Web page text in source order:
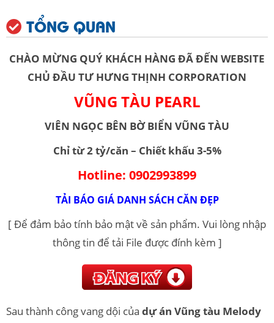
TỔNG QUAN
CHÀO MỪNG QUÝ KHÁCH HÀNG ĐÃ ĐẾN WEBSITE
CHỦ ĐẦU TƯ HƯNG THỊNH CORPORATION
VŨNG TÀU PEARL
VIÊN NGỌC BÊN BỜ BIỂN VŨNG TÀU
Chỉ từ 2 tỷ/căn – Chiết khấu 3-5%
Hotline: 0902993899
TẢI BÁO GIÁ DANH SÁCH CĂN ĐẸP
[ Để đảm bảo tính bảo mật về sản phẩm. Vui lòng nhập
thông tin để tải File được đính kèm ]
Sau thành công vang dội của dự án Vũng tàu Melody